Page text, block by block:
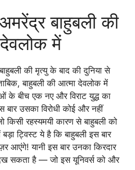
बाहुबली की
में
की मृत्यु के बाद की दुनिया से
बाहुबली की आत्मा देवलोक में
के बीच एक नए और विराट युद्ध का
बार उसका विरोधी कोई और नहीं
रहस्यमयी कारण से बाहुबली को
ट्विस्ट ये है कि बाहुबली इस बार
यानी इस बार उनका किरदार
सकता है — जो इस यूनिवर्स को और